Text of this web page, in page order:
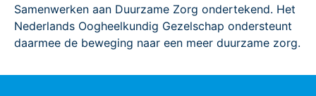
Samenwerken aan Duurzame Zorg ondertekend. Het
Nederlands Oogheelkundig Gezelschap ondersteunt
daarmee de beweging naar een meer duurzame zorg.